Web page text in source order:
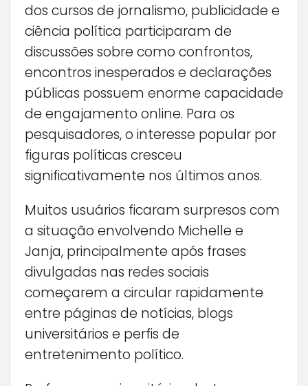
dos cursos de jornalismo, publicidade e
ciência política participaram de
discussões sobre como confrontos,
encontros inesperados e declarações
públicas possuem enorme capacidade
de engajamento online. Para os
pesquisadores, o interesse popular por
figuras políticas cresceu
significativamente nos últimos anos.
Muitos usuários ficaram surpresos com
a situação envolvendo Michelle e
Janja, principalmente após frases
divulgadas nas redes sociais
começarem a circular rapidamente
entre páginas de notícias, blogs
universitários e perfis de
entretenimento político.